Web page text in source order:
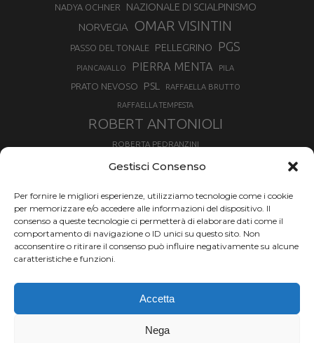
Gestisci Consenso
Per fornire le migliori esperienze, utilizziamo tecnologie come i cookie
per memorizzare e/o accedere alle informazioni del dispositivo. Il
consenso a queste tecnologie ci permetterà di elaborare dati come il
comportamento di navigazione o ID unici su questo sito. Non
acconsentire o ritirare il consenso può influire negativamente su alcune
caratteristiche e funzioni.
Accetta
Nega
NADYA OCHNER
NAZIONALE DI SCIALPINISMO
NORVEGIA
OMAR VISINTIN
PASSO DEL TONALE PELLEGRINO PGS
PIANCAVALLO PIERRA MENTA PILA
PRATO NEVOSO PSL RAFFAELLA BRUTTO
RAFFAELLA TEMPESTA
ROBERT ANTONIOLI
ROBERTA PEDRANZINI
ROLAND FISCHNALLER
SIMONE DEROMEDIS SKIALPDEIPARCHI SKICROSS
SLOPESTYLE SNOWBOARD
SNOWBOARDCROSS SPRINT
THERESE JOHAUG
TRANSCAVALLO TROFEO MEZZALAMA
VAL DI FIEMME